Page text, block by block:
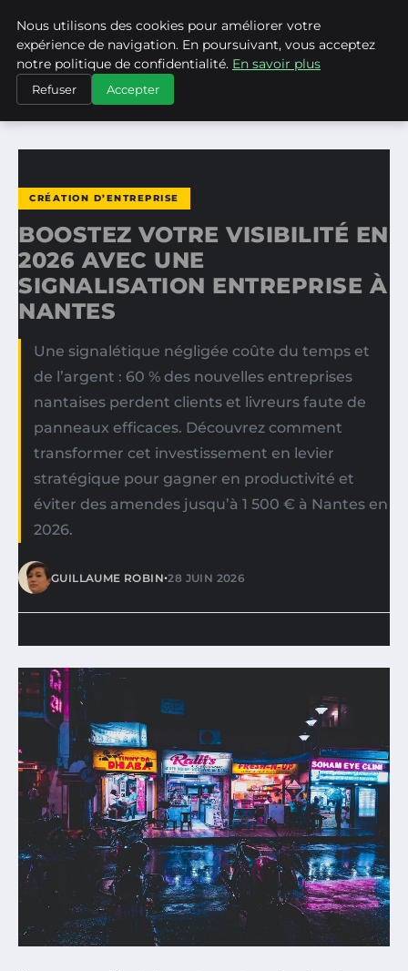
ASVPP
ACCUEIL
CRÉATION D’ENTREPRISE
BOOSTEZ VOTRE VISIBILITÉ EN 2026 AVEC UNE…
CRÉATION D’ENTREPRISE
BOOSTEZ VOTRE VISIBILITÉ EN
2026 AVEC UNE
SIGNALISATION ENTREPRISE À
NANTES
Une signalétique négligée coûte du temps et
de l’argent : 60 % des nouvelles entreprises
nantaises perdent clients et livreurs faute de
panneaux efficaces. Découvrez comment
transformer cet investissement en levier
stratégique pour gagner en productivité et
éviter des amendes jusqu’à 1 500 € à Nantes en
2026.
GUILLAUME ROBIN•28 JUIN 2026
Nous utilisons des cookies pour améliorer votre
expérience de navigation. En poursuivant, vous acceptez
notre politique de confidentialité. En savoir plus
Refuser Accepter